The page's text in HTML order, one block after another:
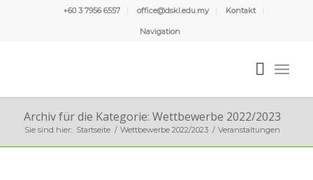
+60 3 7956 6557 office@dskl.edu.my Kontakt
Navigation
Archiv für die Kategorie: Wettbewerbe 2022/2023
Sie sind hier: Startseite / Wettbewerbe 2022/2023 / Veranstaltungen